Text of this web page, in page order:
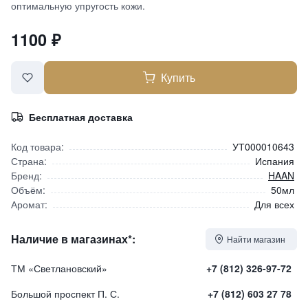
оптимальную упругость кожи.
1100 ₽
Купить
Бесплатная доставка
Код товара:
УТ000010643
Страна:
Испания
Бренд:
HAAN
Объём:
50мл
Аромат:
Для всех
Наличие в магазинах*: Найти магазин
ТМ «Светлановский»
+7 (812) 326-97-72
Большой проспект П. С.
+7 (812) 603 27 78